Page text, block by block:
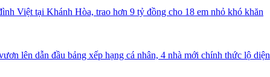
Việt tại Khánh Hòa, trao hơn 9 tỷ đồng cho 18 em nhỏ khó khăn
lên dẫn đầu bảng xếp hạng cá nhân, 4 nhà mới chính thức lộ diện